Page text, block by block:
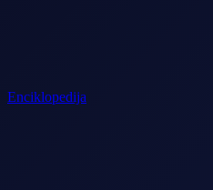
Enciklopedija